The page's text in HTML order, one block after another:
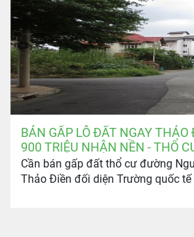
BÁN GẤP LÔ ĐẤT NGAY THẢO
900 TRIỆU NHẬN NỀN - THỔ
ĐẤT: 0903.346.674
Cần bán gấp đất thổ cư đường
Thảo Điền đối diện Trường quốc tế